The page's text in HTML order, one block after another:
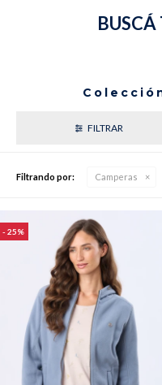
BUSCÁ
Filtrando por: Camperas
25
Camperas
Canguros